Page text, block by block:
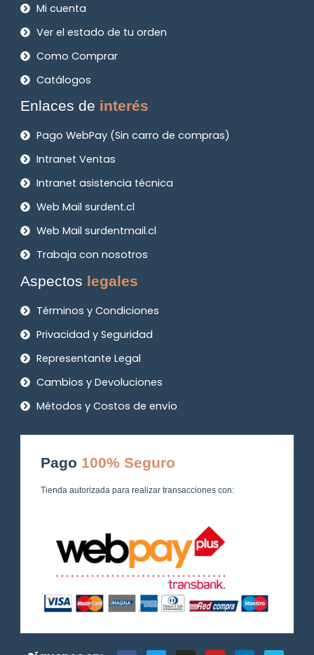
Mi cuenta
Ver el estado de tu orden
Como Comprar
Catálogos
Enlaces de interés
Pago WebPay (Sin carro de compras)
Intranet Ventas
Intranet asistencia técnica
Web Mail surdent.cl
Web Mail surdentmail.cl
Trabaja con nosotros
Aspectos legales
Términos y Condiciones
Privacidad y Seguridad
Representante Legal
Cambios y Devoluciones
Métodos y Costos de envío
Pago 100% Seguro
Tienda autorizada para realizar transacciones con: